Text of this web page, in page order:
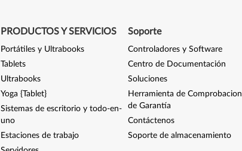
PRODUCTOS Y SERVICIOS
Portátiles y Ultrabooks
Tablets
Ultrabooks
Yoga {Tablet}
Sistemas de escritorio y todo-en-
uno
Estaciones de trabajo
Soporte
Controladores y Software
Centro de Documentación
Soluciones
Herramienta de Comprobacion
de Garantía
Contáctenos
Soporte de almacenamiento